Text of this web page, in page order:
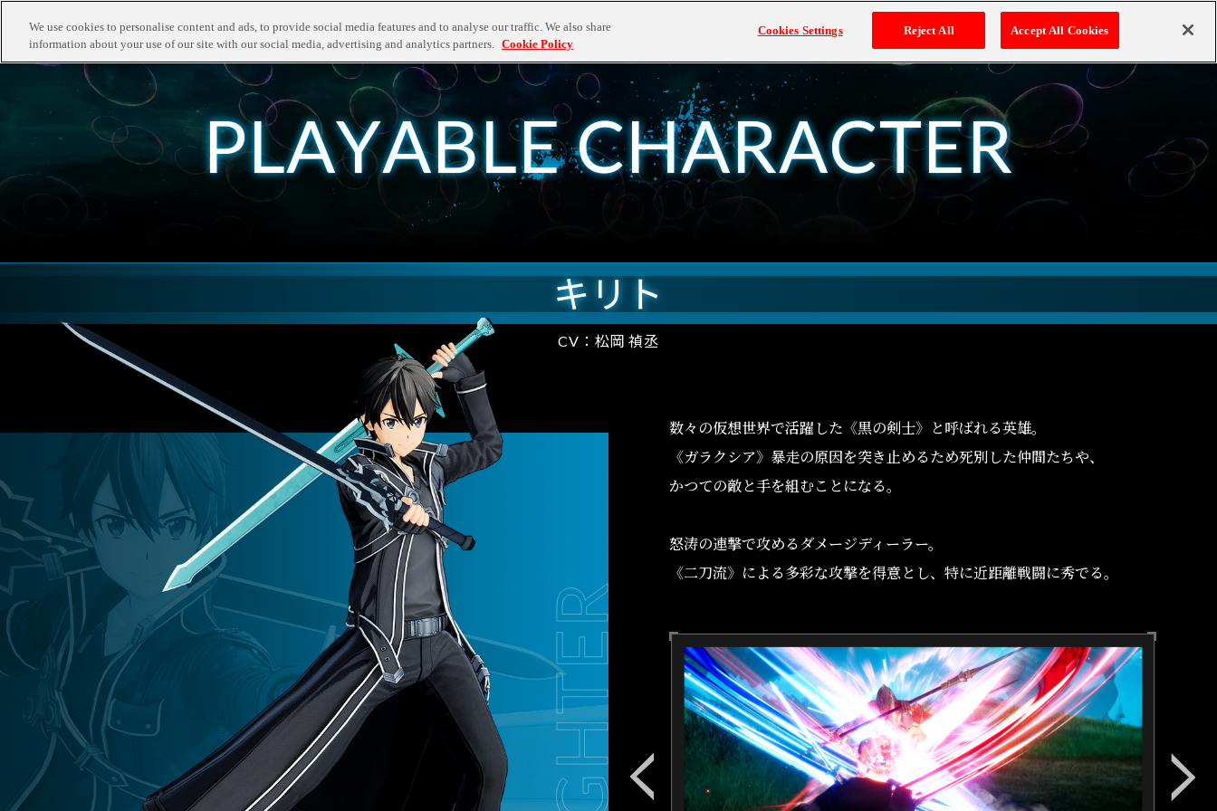
PLAYABLECHARACTER
キリト
CV：松岡 禎丞
数々の仮想世界で活躍した《黒の剣士》と呼ばれる英雄。
《ガラクシア》暴走の原因を突き止めるため死別した仲間たちや、
かつての敵と手を組むことになる。
怒涛の連撃で攻めるダメージディーラー。
《二刀流》による多彩な攻撃を得意とし、特に近距離戦闘に秀でる。
We use cookies to personalise content and ads, to provide social media features and to analyse our traffic. We also share
information about your use of our site with our social media, advertising and analytics partners. Cookie Policy
Cookies Settings Reject All Accept All Cookies